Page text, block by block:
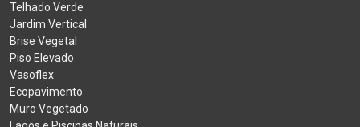
Telhado Verde
Jardim Vertical
Brise Vegetal
Piso Elevado
Vasoflex
Ecopavimento
Muro Vegetado